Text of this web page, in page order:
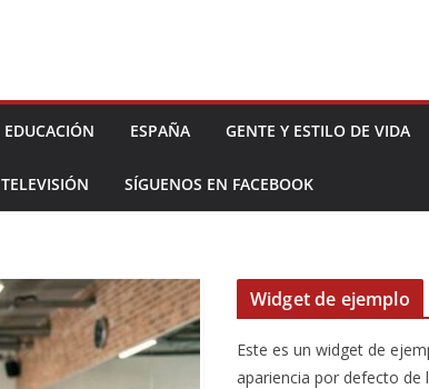
EDUCACIÓN ESPAÑA GENTE Y ESTILO DE VIDA
TELEVISIÓN SÍGUENOS EN FACEBOOK
Widget de ejemplo
Este es un widget de
apariencia por defecto de